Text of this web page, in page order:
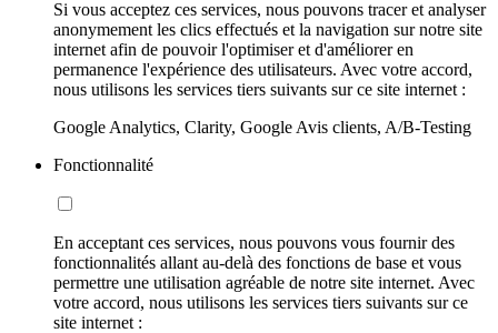
Si vous acceptez ces services, nous pouvons tracer et analyser
anonymement les clics effectués et la navigation sur notre site
internet afin de pouvoir l'optimiser et d'améliorer en
permanence l'expérience des utilisateurs. Avec votre accord,
nous utilisons les services tiers suivants sur ce site internet :
Google Analytics, Clarity, Google Avis clients, A/B-Testing
Fonctionnalité
En acceptant ces services, nous pouvons vous fournir des
fonctionnalités allant au-delà des fonctions de base et vous
permettre une utilisation agréable de notre site internet. Avec
votre accord, nous utilisons les services tiers suivants sur ce
site internet :